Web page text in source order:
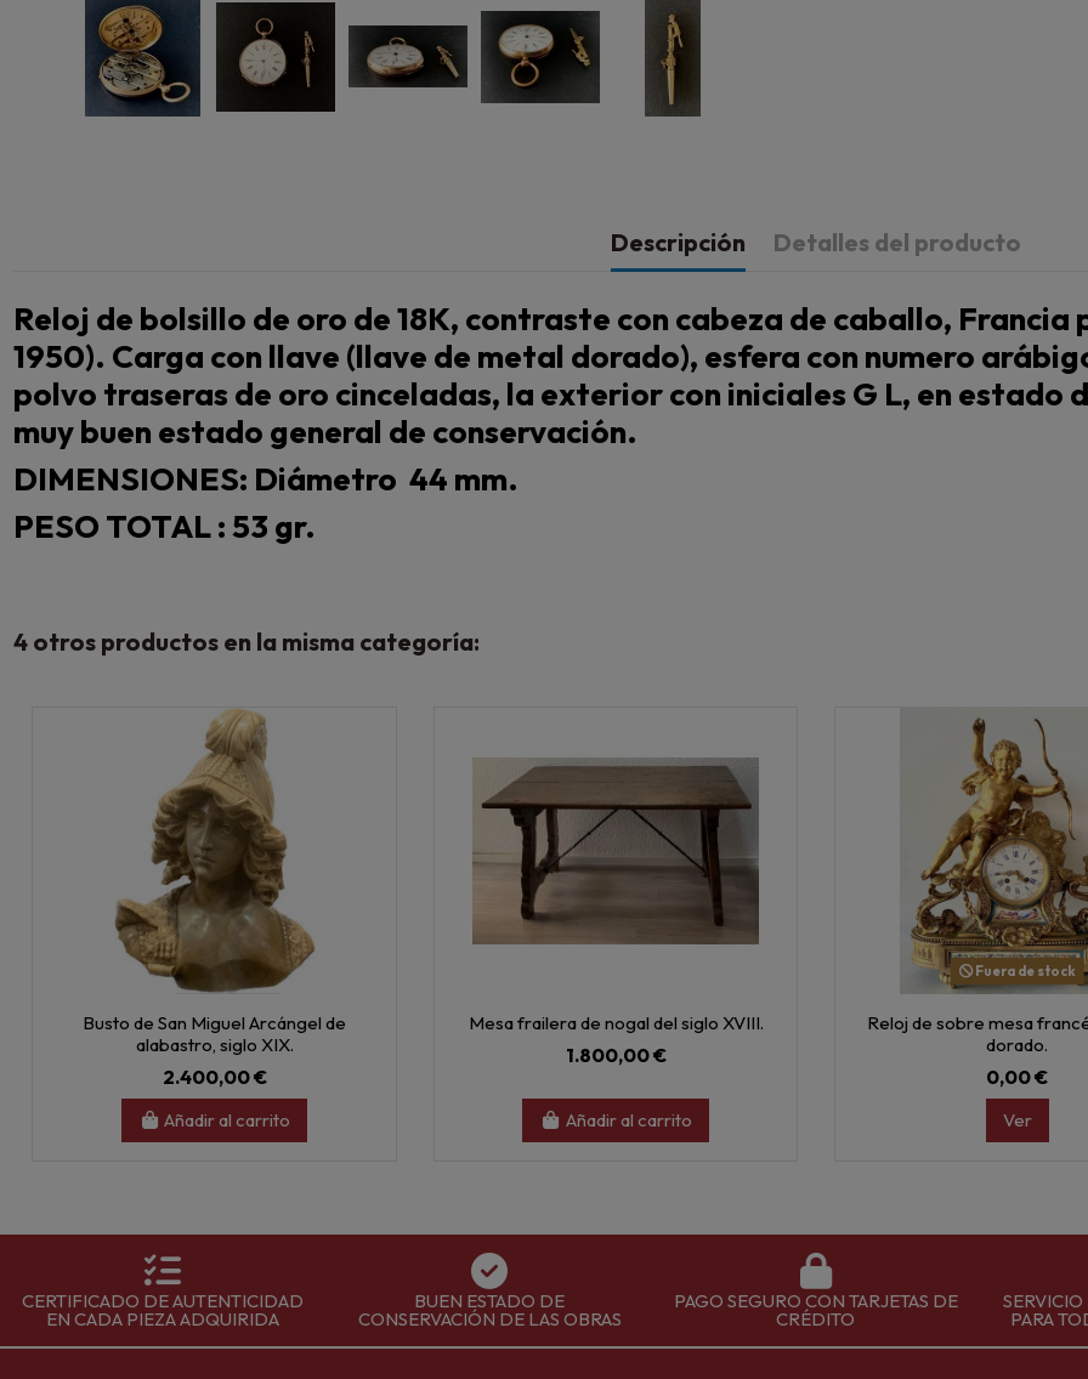
Descripción Detalles del producto
Reloj de bolsillo de oro de 18K, contraste con cabeza de caballo,
1950). Carga con llave (llave de metal dorado), esfera con numero
polvo traseras de oro cinceladas, la exterior con iniciales G L, en
muy buen estado general de conservación.
DIMENSIONES: Diámetro 44 mm.
PESO TOTAL : 53 gr.
4 otros productos en la misma categoría:
Busto de San Miguel Arcángel de
alabastro, siglo XIX.
2.400,00 €
Añadir al carrito
Mesa frailera de nogal del siglo XVIII.
1.800,00 €
Añadir al carrito
Fuera de stock
Reloj de sobre mesa
dorado.
0,00 €
Ver
CERTIFICADO DE AUTENTICIDAD
EN CADA PIEZA ADQUIRIDA
BUEN ESTADO DE
CONSERVACIÓN DE LAS OBRAS
PAGO SEGURO CON TARJETAS DE
CRÉDITO PARA